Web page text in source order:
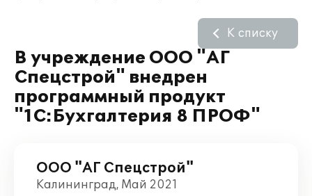
В учреждение ООО "АГ
Спецстрой" внедрен
программный продукт
"1С:Бухгалтерия 8 ПРОФ"
К списку
ООО "АГ Спецстрой"
Калининград, Май 2021